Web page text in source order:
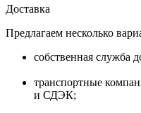
Доставка
Предлагаем несколько
собственная служба
транспортные
и СДЭК;